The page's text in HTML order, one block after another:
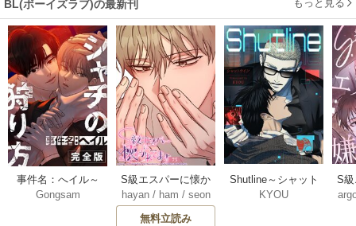
BL(ボーイズラブ)の最新刊 もっと見る
事件名：へイル～
シャチの狩り方～
Gongsam
S級エスパーに懐か
れてます【タテヨ
ミ】 75巻
hayan/ ham / seon
eedyou
無料立読み
Shutline～シャット
ライン～【タテヨ
KYOU
S
れ